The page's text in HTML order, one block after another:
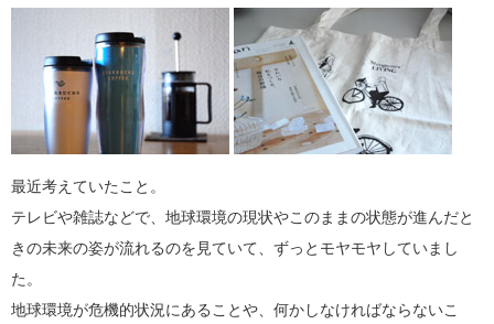
最近考えていたこと。
テレビや雑誌などで、地球環境の現状やこのままの状態が進んだと
きの未来の姿が流れるのを見ていて、ずっとモヤモヤしていまし
た。
地球環境が危機的状況にあることや、何かしなければならないこ